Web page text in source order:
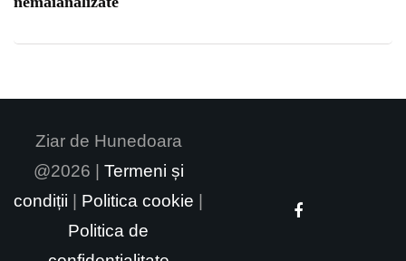
Ziar de Hunedoara
@2026 | Termeni și
condiții | Politica cookie |
Politica de